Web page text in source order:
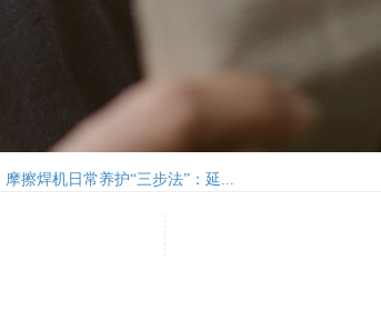
摩擦焊机日常养护“三步法”：延...